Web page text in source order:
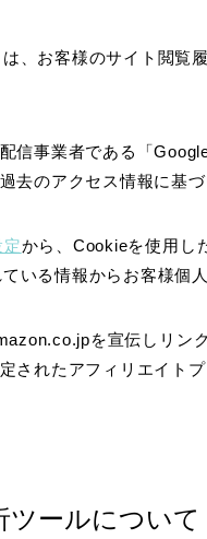
、お客様のサイト閲覧
信事業者である「
去のアクセス情報に基
から、Cookieを使用し
いる情報からお客様個
を宣伝しリン
されたアフィリエイト
ツールについて